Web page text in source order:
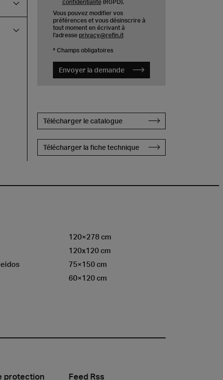
confidentialité(RGPD).
Vous pouvez modifier vos
préférences et vous désinscrire à
tout moment en écrivant à
l'adresse privacy@refin.it
* Champs obligatoires
Envoyer la demande
Télécharger le catalogue
Télécharger la fiche technique
120×278 cm
120x120 cm
75×150 cm
60×120 cm
protection Feed Rss